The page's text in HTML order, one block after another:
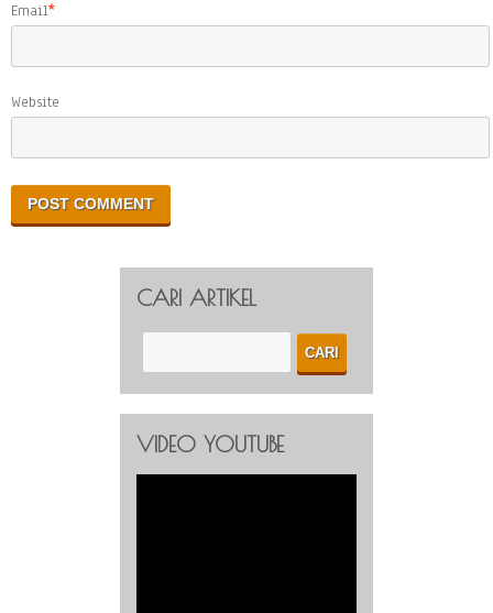
Email*
Website
CARI ARTIKEL
VIDEO YOUTUBE